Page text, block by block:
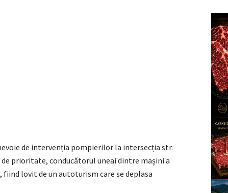
de intervenția pompierilor la intersecția str.
de prioritate, conducătorul uneai dintre mașini a
lovit de un autoturism care se deplasa